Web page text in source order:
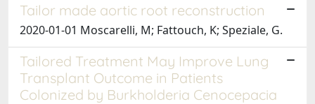
Tailor made aortic root reconstruction
2020-01-01 Moscarelli, M; Fattouch, K; Speziale, G.
Tailored Treatment May Improve Lung
Transplant Outcome in Patients
Colonized by Burkholderia Cenocepacia